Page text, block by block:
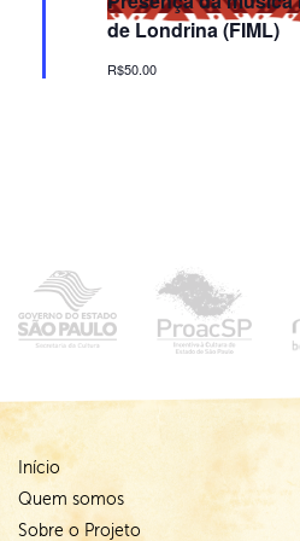
de Londrina (FIML)
R$50.00
Início
Quem somos
Sobre o Projeto